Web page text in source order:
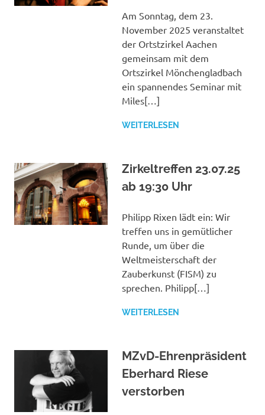
Am Sonntag, dem 23.
November 2025 veranstaltet
der Ortstzirkel Aachen
gemeinsam mit dem
Ortszirkel Mönchengladbach
ein spannendes Seminar mit
Miles[…]
WEITERLESEN
Zirkeltreffen 23.07.25
ab 19:30 Uhr
Philipp Rixen lädt ein: Wir
treffen uns in gemütlicher
Runde, um über die
Weltmeisterschaft der
Zauberkunst (FISM) zu
sprechen. Philipp[…]
WEITERLESEN
MZvD-Ehrenpräsident
Eberhard Riese
verstorben